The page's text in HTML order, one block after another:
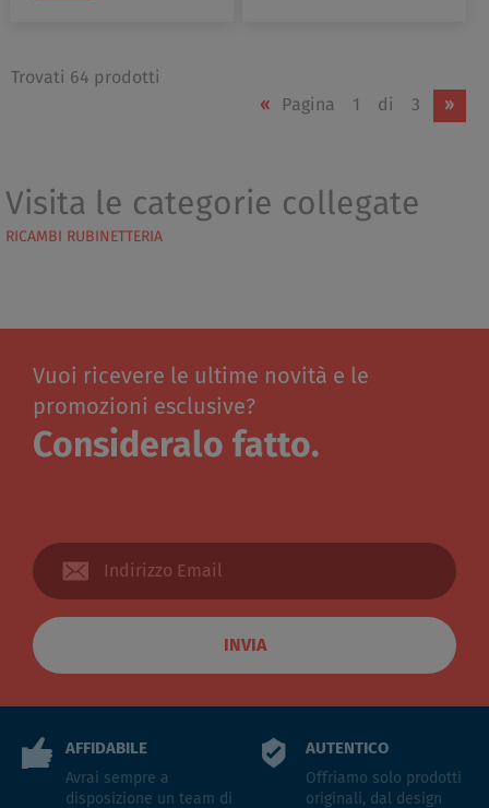
Trovati 64 prodotti
« Pagina 1 di 3 »
Visita le categorie collegate
RICAMBI RUBINETTERIA
Vuoi ricevere le ultime novità e le
promozioni esclusive?
Consideralo fatto.
INVIA
AFFIDABILE
Avrai sempre a
disposizione un team di
AUTENTICO
Offriamo solo prodotti
originali, dal design